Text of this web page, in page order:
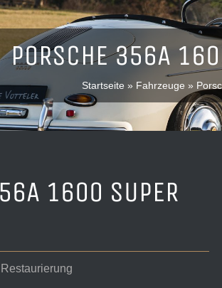
PORSCHE 356A
Startseite » Fahrzeuge »
1600 SUPER